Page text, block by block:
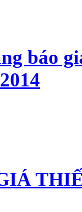
báo